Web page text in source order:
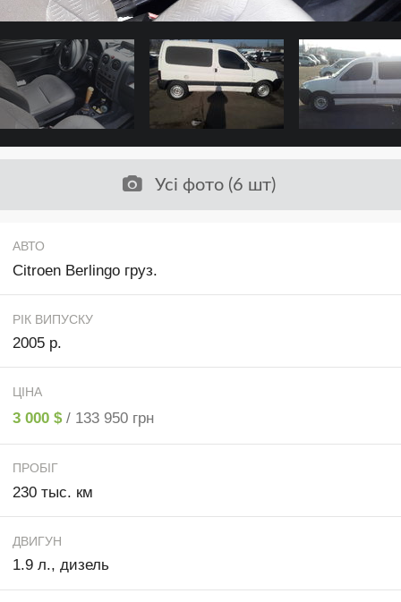
Усі фото (6 шт)
АВТО
Citroen Berlingo груз.
РІК ВИПУСКУ
2005 р.
ЦІНА
3 000 $ / 133 950 грн
ПРОБІГ
230 тыс. км
ДВИГУН
1.9 л., дизель